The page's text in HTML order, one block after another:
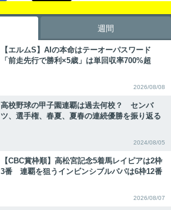
週間
【エルムS】AIの本命はテーオーパスワード
「前走先行で勝利×5歳」は単回収率700%超
2026/08/08
高校野球の甲子園連覇は過去何校？ センバ
ツ、選手権、春夏、夏春の連続優勝を振り返る
2024/08/05
【CBC賞枠順】高松宮記念5着馬レイピアは2枠
3番 連覇を狙うインビンシブルパパは6枠12番
2026/08/07